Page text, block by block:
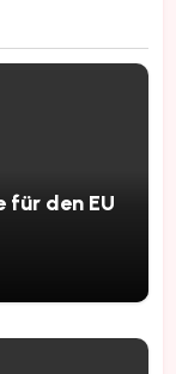
für den EU